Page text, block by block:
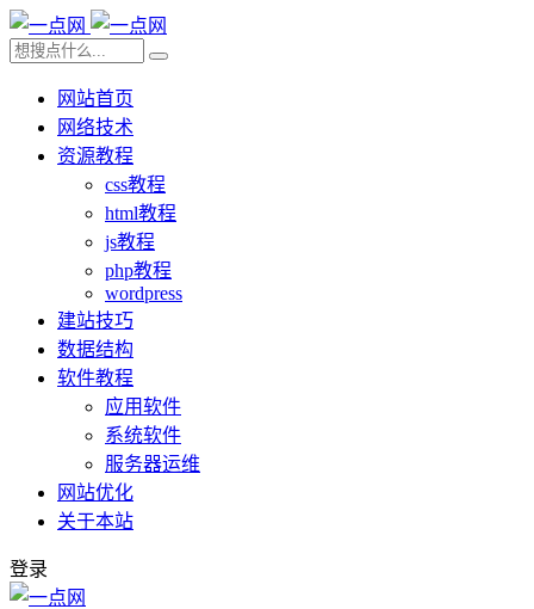
网站首页
网络技术
资源教程
css教程
html教程
js教程
php教程
wordpress
建站技巧
数据结构
软件教程
应用软件
系统软件
服务器运维
网站优化
关于本站
登录